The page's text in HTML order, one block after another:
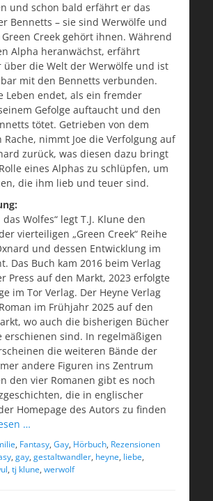
und schon bald erfährt er das
Bennetts – sie sind Werwölfe und
Creek gehört ihnen. Während
Alpha heranwächst, erfährt
über die Welt der Werwölfe und ist
mit den Bennetts verbunden.
Leben endet, als ein fremder
Gefolge auftaucht und den
tötet. Getrieben von dem
Rache, nimmt Joe die Verfolgung auf
zurück, was diesen dazu bringt
eines Alphas zu schlüpfen, um
die ihm lieb und teuer sind.
Wolfes“ legt T.J. Klune den
vierteiligen „Green Creek“ Reihe
und dessen Entwicklung im
Das Buch kam 2016 beim Verlag
Press auf den Markt, 2023 erfolgte
im Tor Verlag. Der Heyne Verlag
im Frühjahr 2025 auf den
wo auch die bisherigen Bücher
erschienen sind. In regelmäßigen
die weiteren Bände der
andere Figuren ins Zentrum
den vier Romanen gibt es noch
die in englischer
Homepage des Autors zu finden
…
, Fantasy, Gay, Hörbuch, Rezensionen
, gay, gestaltwandler, heyne, liebe,
, tj klune, werwolf